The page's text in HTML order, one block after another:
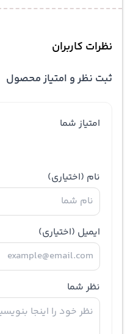
نظرات کاربران
ثبت نظر و امتیاز محصول
امتیاز شما
نام (اختیاری)
ایمیل (اختیاری)
نظر شما